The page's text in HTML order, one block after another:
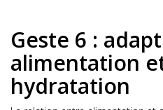
Geste 6 :
alimentation
hydratation